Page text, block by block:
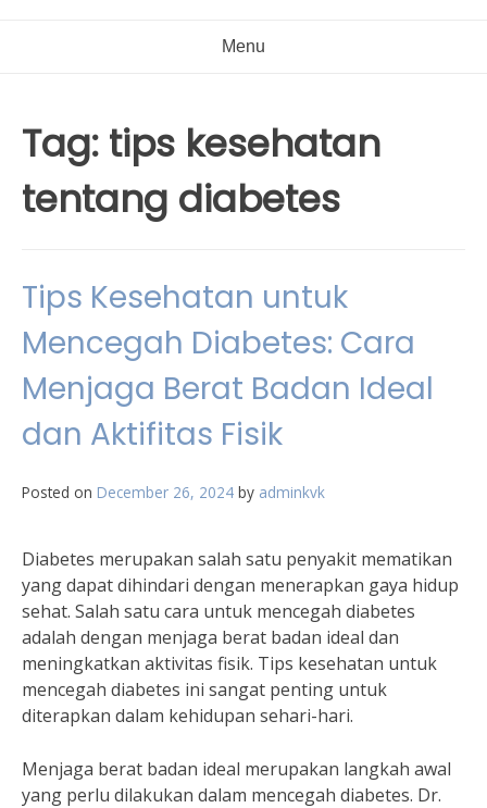
Menu
Tag: tips kesehatan
tentang diabetes
Tips Kesehatan untuk
Mencegah Diabetes: Cara
Menjaga Berat Badan Ideal
dan Aktifitas Fisik
Posted on December 26, 2024 by adminkvk
Diabetes merupakan salah satu penyakit mematikan
yang dapat dihindari dengan menerapkan gaya hidup
sehat. Salah satu cara untuk mencegah diabetes
adalah dengan menjaga berat badan ideal dan
meningkatkan aktivitas fisik. Tips kesehatan untuk
mencegah diabetes ini sangat penting untuk
diterapkan dalam kehidupan sehari-hari.
Menjaga berat badan ideal merupakan langkah awal
yang perlu dilakukan dalam mencegah diabetes. Dr.